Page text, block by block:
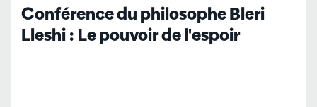
Conférence du philosophe Bleri
Lleshi : Le pouvoir de l'espoir